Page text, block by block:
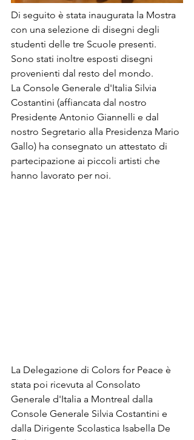
Di seguito è stata inaugurata la Mostra
con una selezione di disegni degli
studenti delle tre Scuole presenti.
Sono stati inoltre esposti disegni
provenienti dal resto del mondo.
La Console Generale d'Italia Silvia
Costantini (affiancata dal nostro
Presidente Antonio Giannelli e dal
nostro Segretario alla Presidenza Mario
Gallo) ha consegnato un attestato di
partecipazione ai piccoli artisti che
hanno lavorato per noi.
La Delegazione di Colors for Peace è
stata poi ricevuta al Consolato
Generale d'Italia a Montreal dalla
Console Generale Silvia Costantini e
dalla Dirigente Scolastica Isabella De